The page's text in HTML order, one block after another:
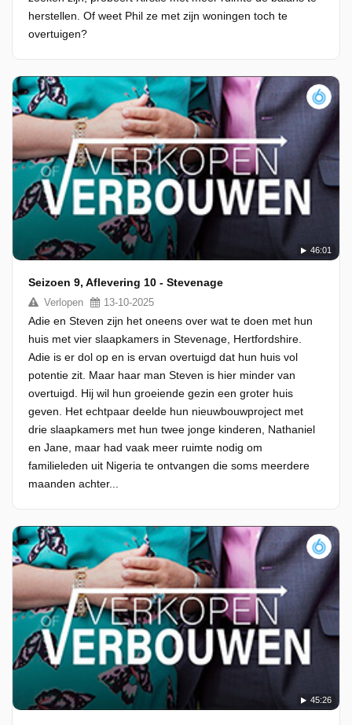
herstellen. Of weet Phil ze met zijn woningen toch te
overtuigen?
46:01
Seizoen 9, Aflevering 10 - Stevenage
Verlopen 13-10-2025
Adie en Steven zijn het oneens over wat te doen met hun
huis met vier slaapkamers in Stevenage, Hertfordshire.
Adie is er dol op en is ervan overtuigd dat hun huis vol
potentie zit. Maar haar man Steven is hier minder van
overtuigd. Hij wil hun groeiende gezin een groter huis
geven. Het echtpaar deelde hun nieuwbouwproject met
drie slaapkamers met hun twee jonge kinderen, Nathaniel
en Jane, maar had vaak meer ruimte nodig om
familieleden uit Nigeria te ontvangen die soms meerdere
maanden achter...
45:26